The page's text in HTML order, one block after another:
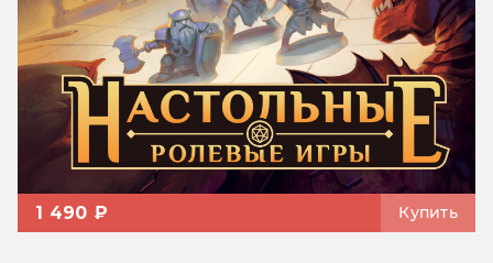
1 490 ₽ Купить